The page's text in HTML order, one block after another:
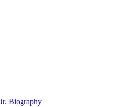
Biography